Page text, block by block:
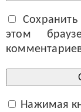
этом
Нажимая